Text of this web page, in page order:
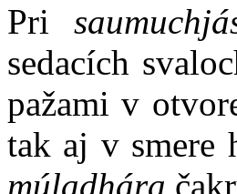
Pri
sedacích
pažami v
tak aj v smere
múladhára